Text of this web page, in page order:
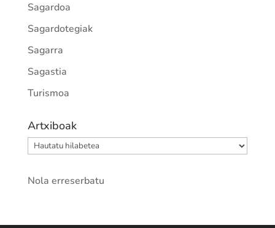
Sagardoa
Sagardotegiak
Sagarra
Sagastia
Turismoa
Artxiboak
Artxiboak
Nola erreserbatu